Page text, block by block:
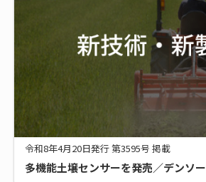
令和8年4月20日発行 第3595号 掲載
多機能土壌センサーを発売／デンソー